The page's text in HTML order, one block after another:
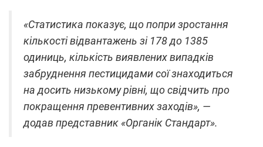
«Статистика показує, що попри зростання
кількості відвантажень зі 178 до 1385
одиниць, кількість виявлених випадків
забруднення пестицидами сої знаходиться
на досить низькому рівні, що свідчить про
покращення превентивних заходів», —
додав представник «Органік Стандарт».